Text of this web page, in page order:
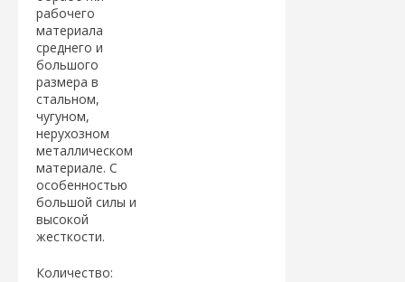
рабочего
материала
среднего и
большого
размера в
стальном,
чугуном,
нерухозном
металлическом
материале. С
особенностью
большой силы и
высокой
жесткости.
Количество: